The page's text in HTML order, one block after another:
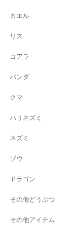
カエル
リス
コアラ
パンダ
クマ
ハリネズミ
ネズミ
ゾウ
ドラゴン
その他どうぶつ
その他アイテム